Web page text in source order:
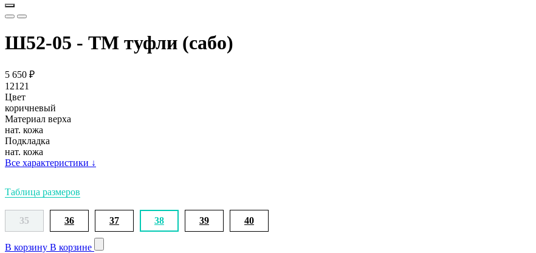
Ш52-05 - ТМ туфли (сабо)
5 650 ₽
12121
Цвет
коричневый
Материал верха
нат. кожа
Подкладка
нат. кожа
Все характеристики ↓
Таблица размеров
35 36 37 38 39 40
В корзину В корзине